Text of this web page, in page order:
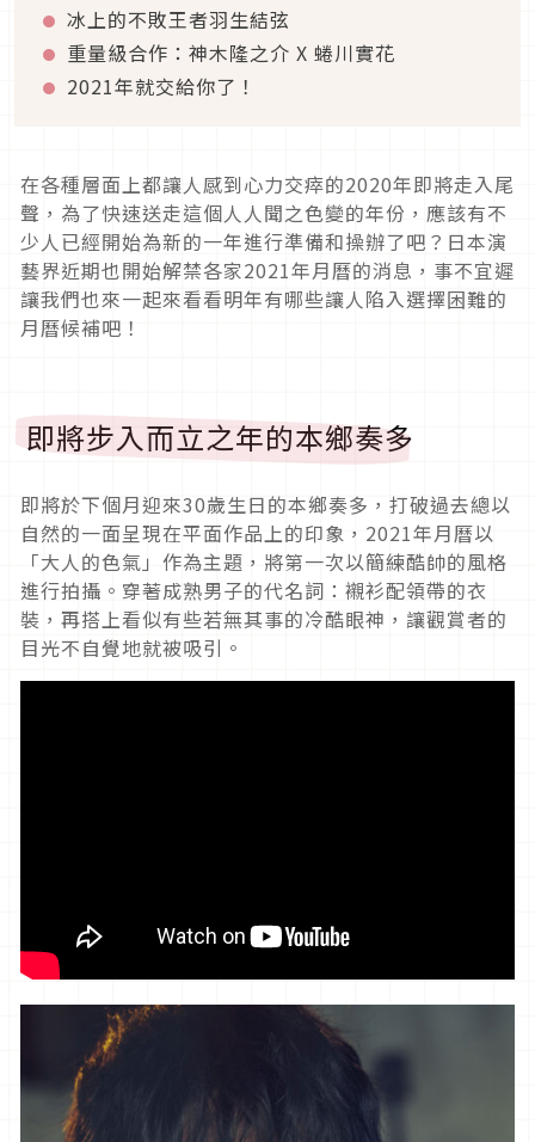
冰上的不敗王者羽生結弦
重量級合作：神木隆之介 X 蜷川實花
2021年就交給你了！
在各種層面上都讓人感到心力交瘁的2020年即將走入尾
聲，為了快速送走這個人人聞之色變的年份，應該有不
少人已經開始為新的一年進行準備和操辦了吧？日本演
藝界近期也開始解禁各家2021年月曆的消息，事不宜遲
讓我們也來一起來看看明年有哪些讓人陷入選擇困難的
月曆候補吧！
即將步入而立之年的本鄉奏多
即將於下個月迎來30歲生日的本鄉奏多，打破過去總以
自然的一面呈現在平面作品上的印象，2021年月曆以
「大人的色氣」作為主題，將第一次以簡練酷帥的風格
進行拍攝。穿著成熟男子的代名詞：襯衫配領帶的衣
裝，再搭上看似有些若無其事的冷酷眼神，讓觀賞者的
目光不自覺地就被吸引。